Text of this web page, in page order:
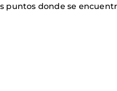
puntos donde se